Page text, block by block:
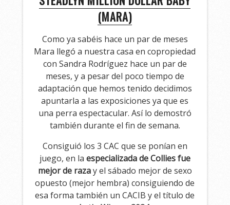
(MARA)
Como ya sabéis hace un par de meses
Mara llegó a nuestra casa en copropiedad
con Sandra Rodríguez hace un par de
meses, y a pesar del poco tiempo de
adaptación que hemos tenido decidimos
apuntarla a las exposiciones ya que es
una perra espectacular. Así lo demostró
también durante el fin de semana.
Consiguió los 3 CAC que se ponían en
juego, en la especializada de Collies fue
mejor de razay el sábado mejor de sexo
opuesto (mejor hembra) consiguiendo de
esa forma también un CACIB y el título de